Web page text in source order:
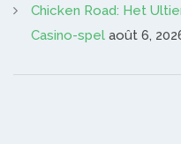
Chicken Road: Het
Casino-spel août 6,